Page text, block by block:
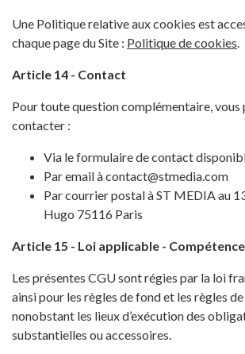
Une Politique relative aux cookies est
chaque page du Site : Politique de cookies
Article 14 - Contact
Pour toute question complémentaire, vous
contacter :
Via le formulaire de contact
Par email à contact@stmedia.com
Par courrier postal à ST MEDIA au
Hugo 75116 Paris
Article 15 - Loi applicable -
Les présentes CGU sont régies par la loi
ainsi pour les règles de fond et les règles
nonobstant les lieux d’exécution des
substantielles ou accessoires.